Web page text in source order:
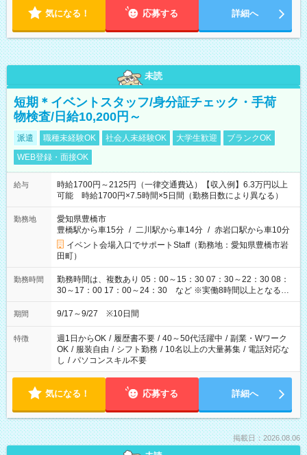
気になる！ 応募する 詳細へ
未読
短期＊イベントスタッフ/身分証チェック・手荷
物検査/日給10,200円～
派遣 職種未経験OK 社会人未経験OK 大学生歓迎
ブランクOK
WEB登録・面接OK
給与
時給1700円～2125円（一律交通費込）【収入例】6.3万円以上
可能 時給1700円×7.5時間×5日間（勤務日数により異なる）
勤務地
愛知県豊橋市
豊橋駅から車15分 / 二川駅から車14分 / 赤岩口駅から車10分
イベント会場入口でサポートStaff（勤務地：愛知県豊橋市岩
田町）
勤務時間
勤務時間は、複数あり 05：00～15：30 07：30～22：30 08：
30～17：00 17：00～24：30 など ※実働8時間以上となる勤
務もあります。 【休憩】60分+他休憩あり 交替で取得します。
安全面に配慮しこまめな休憩があります。
期間 9/17～9/27 ※10日間
特徴 週1日からOK / 履歴書不要 / 40～50代活躍中 / 副業・Wワーク
OK / 服装自由 / シフト勤務 / 10名以上の大量募集 / 電話対応な
し / パソコンスキル不要
気になる！ 応募する 詳細へ
掲載日：2026.08.06